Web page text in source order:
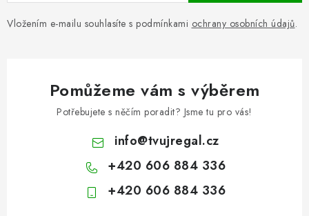
Vložením e-mailu souhlasíte s podmínkami ochrany osobních údajů.
Pomůžeme vám s výběrem
Potřebujete s něčím poradit? Jsme tu pro vás!
info@tvujregal.cz
+420 606 884 336
+420 606 884 336